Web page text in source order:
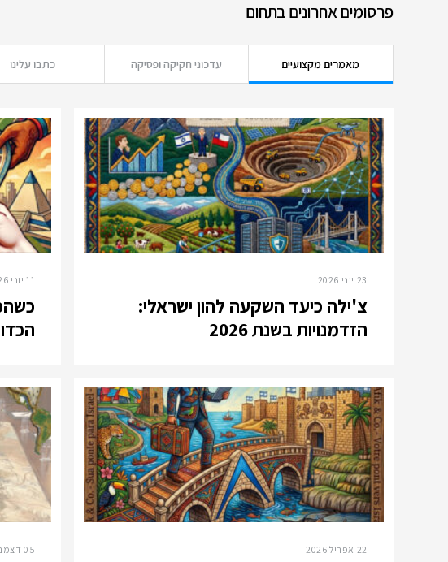
פרסומים אחרונים בתחום
מאמרים מקצועיים עדכוני חקיקה ופסיקה כתבו עלינו
23 יוני 2026
צ'ילה כיעד השקעה להון ישראלי:
הזדמנויות בשנת 2026
11 יוני 2026
22 אפריל 2026 05 דצמבר 2025